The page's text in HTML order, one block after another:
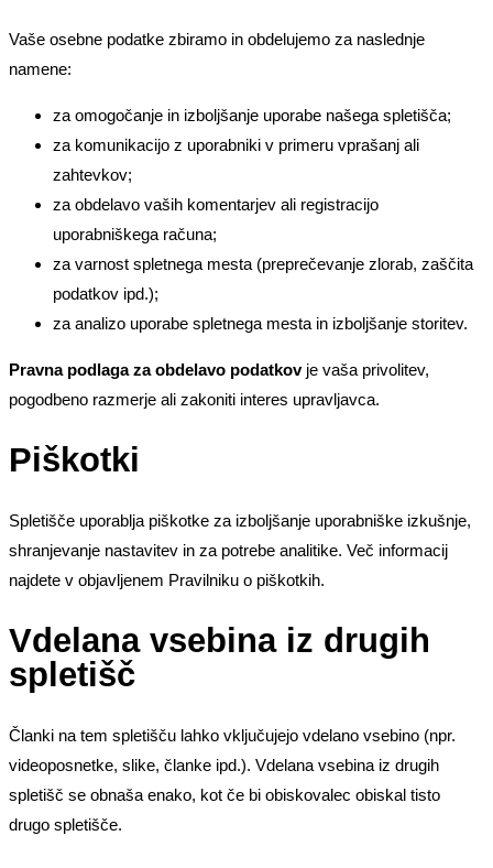
Vaše osebne podatke zbiramo in obdelujemo za naslednje
namene:
za omogočanje in izboljšanje uporabe našega spletišča;
za komunikacijo z uporabniki v primeru vprašanj ali
zahtevkov;
za obdelavo vaših komentarjev ali registracijo
uporabniškega računa;
za varnost spletnega mesta (preprečevanje zlorab, zaščita
podatkov ipd.);
za analizo uporabe spletnega mesta in izboljšanje storitev.
Pravna podlaga za obdelavo podatkovje vaša privolitev,
pogodbeno razmerje ali zakoniti interes upravljavca.
Piškotki
Spletišče uporablja piškotke za izboljšanje uporabniške izkušnje,
shranjevanje nastavitev in za potrebe analitike. Več informacij
najdete v objavljenem Pravilniku o piškotkih.
Vdelana vsebina iz drugih
spletišč
Članki na tem spletišču lahko vključujejo vdelano vsebino (npr.
videoposnetke, slike, članke ipd.). Vdelana vsebina iz drugih
spletišč se obnaša enako, kot če bi obiskovalec obiskal tisto
drugo spletišče.